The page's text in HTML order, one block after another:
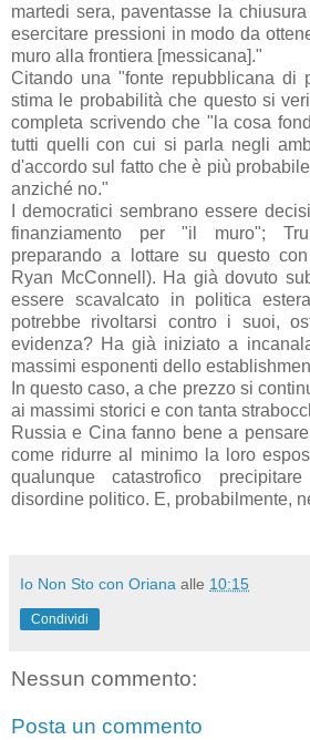
martedi sera, paventasse la
esercitare pressioni in modo da
muro alla frontiera [messicana]."
Citando una "fonte repubblicana di
stima le probabilità che questo si
completa scrivendo che "la cosa
tutti quelli con cui si parla negli
d'accordo sul fatto che è più
anziché no."
I democratici sembrano essere
finanziamento per "il muro";
preparando a lottare su questo
Ryan McConnell). Ha già dovuto
essere scavalcato in politica
potrebbe rivoltarsi contro i suoi,
evidenza? Ha già iniziato a
massimi esponenti dello
In questo caso, a che prezzo si
ai massimi storici e con tanta
Russia e Cina fanno bene a
come ridurre al minimo la loro
qualunque catastrofico
disordine politico. E, probabilmente,
Io Non Sto con Oriana alle 10:15
Condividi
Nessun commento:
Posta un commento